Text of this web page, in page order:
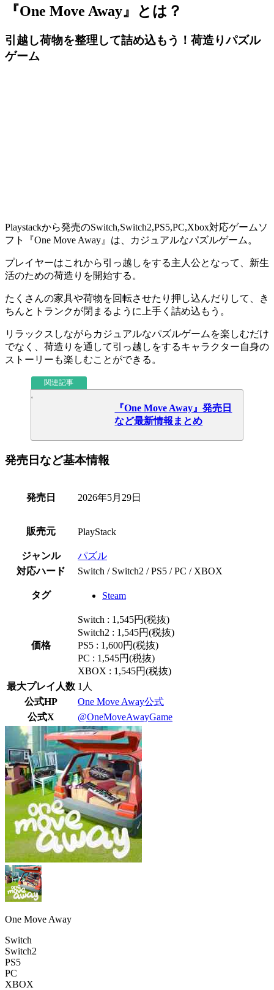
『One Move Away』とは？
引越し荷物を整理して詰め込もう！荷造りパズル
ゲーム
Playstackから発売のSwitch,Switch2,PS5,PC,Xbox対応ゲームソ
フト『One Move Away』は、カジュアルなパズルゲーム 。
プレイヤーはこれから引っ越し をする主人公となって、新生
活のための荷造りを開始する。
たくさんの家具や荷物を回転させたり押し込んだりして、き
ちんと トランクが閉まる ように上手く詰め込もう。
リラックスしながらカジュアルなパズルゲームを楽しむだけ
でなく、荷造りを通して引っ越しをするキャラクター自身の
ストーリー も楽しむことができる。
関連記事
『One Move Away』発売日
など最新情報まとめ
発売日など基本情報
発売日 2026年5月29日
販売元 PlayStack
ジャンル
パズル
対応ハード
Switch / Switch2 / PS5 / PC / XBOX
タグ Steam
価格
Switch : 1,545円(税抜)
Switch2 : 1,545円(税抜)
PS5 : 1,600円(税抜)
PC : 1,545円(税抜)
XBOX : 1,545円(税抜)
最大プレイ人数 1人
公式HP
One Move Away公式
公式X
@OneMoveAwayGame
One Move Away
Switch
Switch2
PS5
PC
XBOX